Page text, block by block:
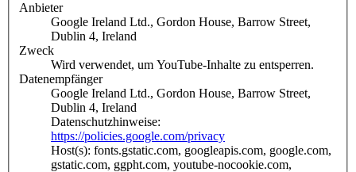
Anbieter
Google Ireland Ltd., Gordon House, Barrow Street,
Dublin 4, Ireland
Zweck
Wird verwendet, um YouTube-Inhalte zu entsperren.
Datenempfänger
Google Ireland Ltd., Gordon House, Barrow Street,
Dublin 4, Ireland
Datenschutzhinweise:
https://policies.google.com/privacy
Host(s): fonts.gstatic.com, googleapis.com, google.com,
gstatic.com, ggpht.com, youtube-nocookie.com,